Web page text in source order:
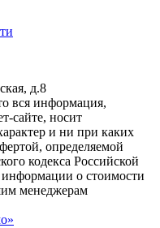
д.8
вся информация,
сайте, носит
и ни при каких
определяемой
кодекса Российской
о стоимости
менеджерам